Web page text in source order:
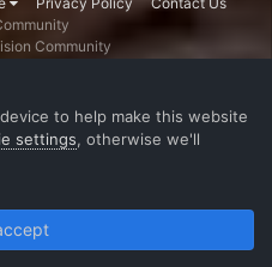
Community
to help make this website
settings, otherwise we'll